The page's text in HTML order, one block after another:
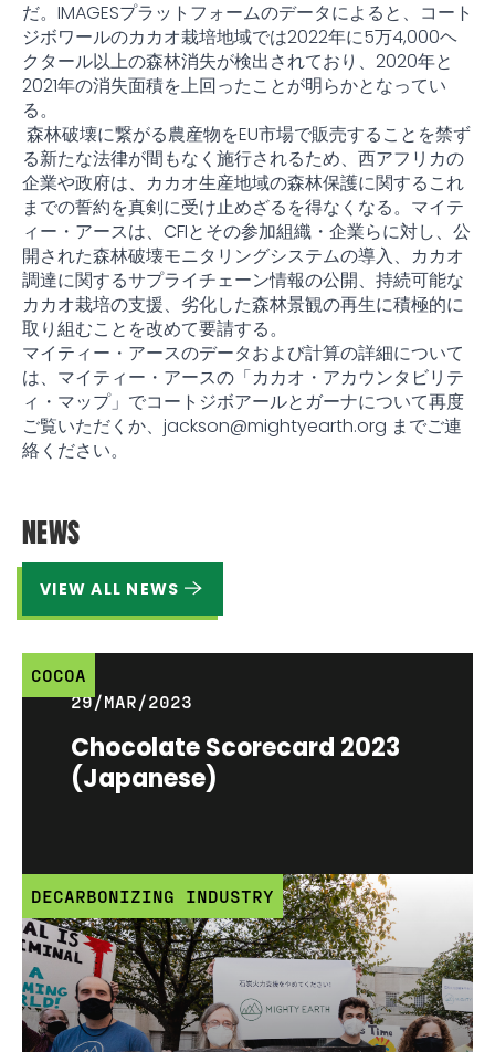
だ。IMAGESプラットフォームのデータによると、コート
ジボワールのカカオ栽培地域では2022年に5万4,000ヘ
クタール以上の森林消失が検出されており、2020年と
2021年の消失面積を上回ったことが明らかとなってい
る。
森林破壊に繋がる農産物をEU市場で販売することを禁ず
る新たな法律が間もなく施行されるため、西アフリカの
企業や政府は、カカオ生産地域の森林保護に関するこれ
までの誓約を真剣に受け止めざるを得なくなる。マイテ
ィー・アースは、CFIとその参加組織・企業らに対し、公
開された森林破壊モニタリングシステムの導入、カカオ
調達に関するサプライチェーン情報の公開、持続可能な
カカオ栽培の支援、劣化した森林景観の再生に積極的に
取り組むことを改めて要請する。
マイティー・アースのデータおよび計算の詳細について
は、マイティー・アースの「カカオ・アカウンタビリテ
ィ・マップ」でコートジボアールとガーナについて再度
ご覧いただくか、jackson@mightyearth.org までご連
絡ください。
NEWS
VIEW ALL NEWS
COCOA
29/MAR/2023
Chocolate Scorecard 2023
(Japanese)
DECARBONIZING INDUSTRY